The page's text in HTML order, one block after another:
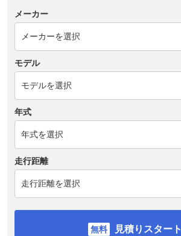
メーカー
モデル
年式
走行距離
見積りスタート